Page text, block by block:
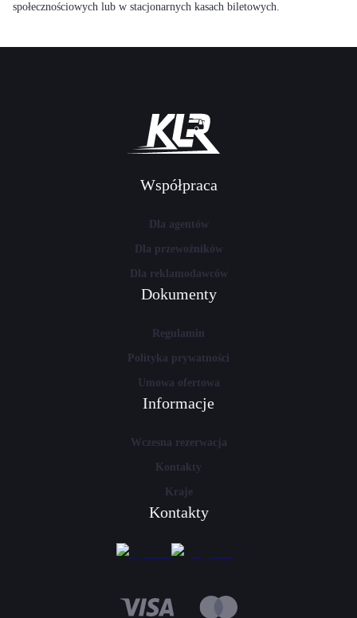
społecznościowych lub w stacjonarnych kasach biletowych.
Współpraca
Dla agentów
Dla przewoźników
Dla reklamodawców
Dokumenty
Regulamin
Polityka prywatności
Umowa ofertowa
Informacje
Wczesna rezerwacja
Kontakty
Kraje
Kontakty